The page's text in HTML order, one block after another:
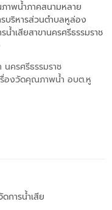
าพน้ำภาคสนามหลาย
บริหารส่วนตำบลหูล่อง
เสียสาขานครศรีธรรมราช
ครศรีธรรมราช
รื่องวัดคุณภาพน้ำ อบต.หู
การน้ำเสีย